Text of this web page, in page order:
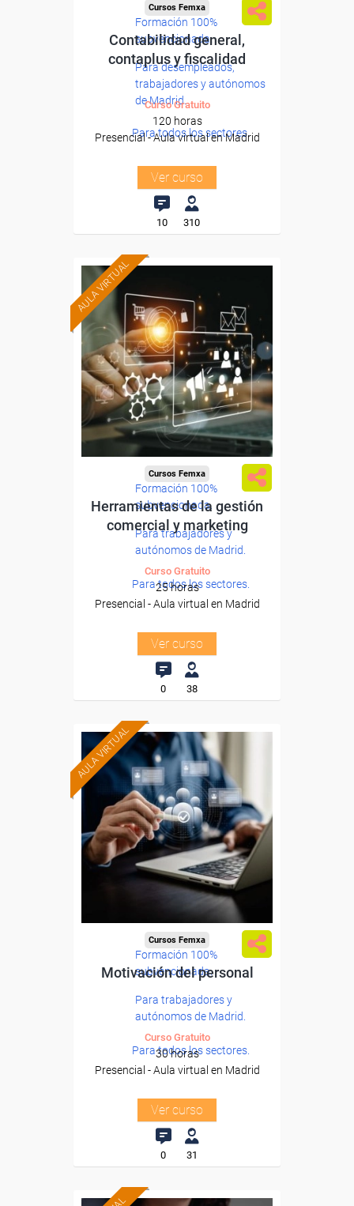
Formación 100%
subvencionada.
Para desempleados,
trabajadores y autónomos
de Madrid.
Para todos los sectores.
Cursos Femxa
Contabilidad general,
contaplus y fiscalidad
Curso Gratuito
120 horas
Presencial - Aula virtual en Madrid
Ver curso
10 310
AULA VIRTUAL
Formación 100%
subvencionada.
Para trabajadores y
autónomos de Madrid.
Para todos los sectores.
Cursos Femxa
Herramientas de la gestión
comercial y marketing
Curso Gratuito
25 horas
Presencial - Aula virtual en Madrid
Ver curso
0 38
AULA VIRTUAL
Formación 100%
subvencionada.
Para trabajadores y
autónomos de Madrid.
Para todos los sectores.
Cursos Femxa
Motivación del personal
Curso Gratuito
30 horas
Presencial - Aula virtual en Madrid
Ver curso
0 31